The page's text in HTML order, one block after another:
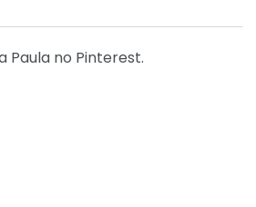
Paula no Pinterest.